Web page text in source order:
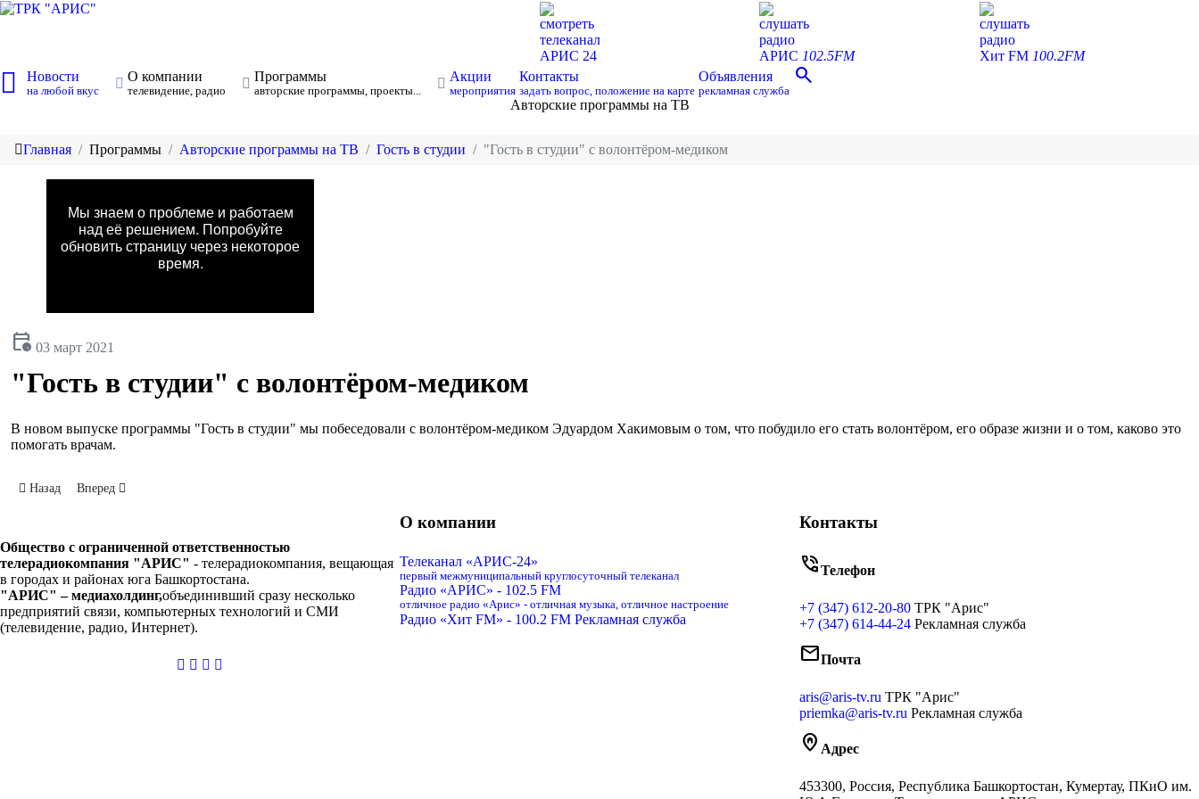
смотреть
телеканал
АРИС 24
слушать
радио
АРИС 102.5FM
слушать
радио
Хит FM 100.2FM
Новости
на любой вкус
О компании
телевидение, радио
Программы
авторские программы, проекты...
Акции
мероприятия
Контакты
задать вопрос, положение на карте
Объявления
рекламная служба
search
Авторские программы на ТВ
Главная Программы Авторские программы на ТВ Гость в студии "Гость в студии" с волонтёром-медиком
calendar_clock 03 март 2021
"Гость в студии" с волонтёром-медиком
В новом выпуске программы "Гость в студии" мы побеседовали с волонтёром-медиком Эдуардом Хакимовым о том, что побудило его стать волонтёром, его образе жизни и о том, каково это
помогать врачам.
Предыдущий: Гость в студии. Екатерина Шишина
Назад Следующий: "Гость в студии" с режиссёром народного театра
Вперед
Общество с ограниченной ответственностью
телерадиокомпания "АРИС" - телерадиокомпания, вещающая
в городах и районах юга Башкортостана.
"АРИС" – медиахолдинг,объединивший сразу несколько
предприятий связи, компьютерных технологий и СМИ
(телевидение, радио, Интернет).
О компании
Телеканал «АРИС-24»
первый межмуниципальный круглосуточный телеканал
Радио «АРИС» - 102.5 FM
отличное радио «Арис» - отличная музыка, отличное настроение
Радио «Хит FM» - 100.2 FM Рекламная служба
Контакты
phone_in_talkТелефон
+7 (347) 612-20-80 ТРК "Арис"
+7 (347) 614-44-24 Рекламная служба
mailПочта
aris@aris-tv.ru ТРК "Арис"
priemka@aris-tv.ru Рекламная служба
home_pin Адрес
453300, Россия, Республика Башкортостан, Кумертау, ПКиО им.